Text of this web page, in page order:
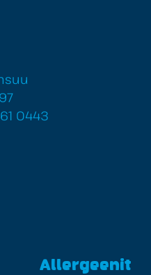
0443
Allergeenit